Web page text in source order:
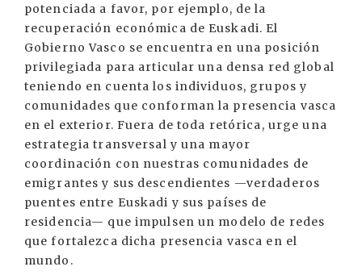
potenciada a favor, por ejemplo, de la
recuperación económica de Euskadi. El
Gobierno Vasco se encuentra en una posición
privilegiada para articular una densa red global
teniendo en cuenta los individuos, grupos y
comunidades que conforman la presencia vasca
en el exterior. Fuera de toda retórica, urge una
estrategia transversal y una mayor
coordinación con nuestras comunidades de
emigrantes y sus descendientes —verdaderos
puentes entre Euskadi y sus países de
residencia— que impulsen un modelo de redes
que fortalezca dicha presencia vasca en el
mundo.